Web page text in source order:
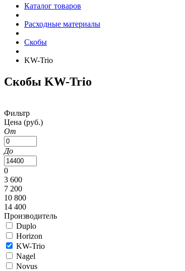
Каталог товаров
Расходные материалы
Скобы
KW-Trio
Скобы KW-Trio
Фильтр
Цена (руб.)
От
До
0
3 600
7 200
10 800
14 400
Производитель
Duplo
Horizon
KW-Trio
Nagel
Novus